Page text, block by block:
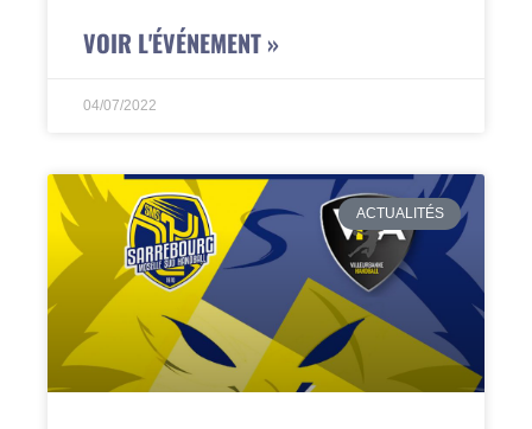
VOIR L'ÉVÉNEMENT »
04/07/2022
ACTUALITÉS